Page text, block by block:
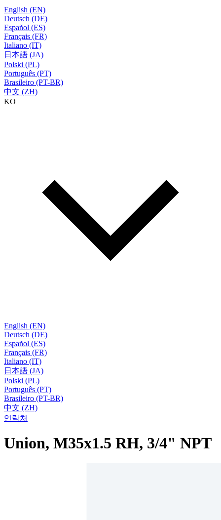
English (EN)
Deutsch (DE)
Español (ES)
Français (FR)
Italiano (IT)
日本語 (JA)
Polski (PL)
Português (PT)
Brasileiro (PT-BR)
中文 (ZH)
KO
English (EN)
Deutsch (DE)
Español (ES)
Français (FR)
Italiano (IT)
日本語 (JA)
Polski (PL)
Português (PT)
Brasileiro (PT-BR)
中文 (ZH)
연락처
Union, M35x1.5 RH, 3/4" NPT